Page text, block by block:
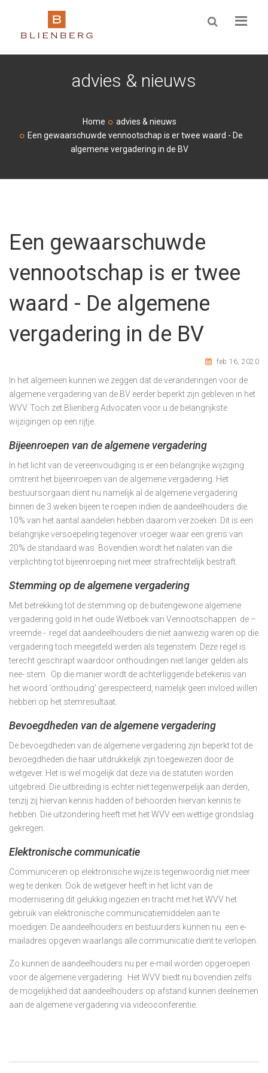
ZOEKEN
advies & nieuws
Home
advies & nieuws
Een gewaarschuwde vennootschap is er twee waard - De
algemene vergadering in de BV
Een gewaarschuwde
vennootschap is er twee
waard - De algemene
vergadering in de BV
feb 16, 2020
In het algemeen kunnen we zeggen dat de veranderingen voor de
algemene vergadering van de BV eerder beperkt zijn gebleven in het
WVV. Toch zet Blienberg Advocaten voor u de belangrijkste
wijzigingen op een rijtje.
Bijeenroepen van de algemene vergadering
In het licht van de vereenvoudiging is er een belangrijke wijziging
omtrent het bijeenroepen van de algemene vergadering. Het
bestuursorgaan dient nu namelijk al de algemene vergadering
binnen de 3 weken bijeen te roepen indien de aandeelhouders die
10% van het aantal aandelen hebben daarom verzoeken. Dit is een
belangrijke versoepeling tegenover vroeger waar een grens van
20% de standaard was. Bovendien wordt het nalaten van die
verplichting tot bijeenroeping niet meer strafrechtelijk bestraft.
Stemming op de algemene vergadering
Met betrekking tot de stemming op de buitengewone algemene
vergadering gold in het oude Wetboek van Vennootschappen de –
vreemde - regel dat aandeelhouders die niet aanwezig waren op die
vergadering toch meegeteld werden als tegenstem. Deze regel is
terecht geschrapt waardoor onthoudingen niet langer gelden als
nee- stem. Op die manier wordt de achterliggende betekenis van
het woord ‘onthouding’ gerespecteerd, namelijk geen invloed willen
hebben op het stemresultaat.
Bevoegdheden van de algemene vergadering
De bevoegdheden van de algemene vergadering zijn beperkt tot de
bevoegdheden die haar uitdrukkelijk zijn toegewezen door de
wetgever. Het is wel mogelijk dat deze via de statuten worden
uitgebreid. Die uitbreiding is echter niet tegenwerpelijk aan derden,
tenzij zij hiervan kennis hadden of behoorden hiervan kennis te
hebben. Die uitzondering heeft met het WVV een wettige grondslag
gekregen.
Elektronische communicatie
Communiceren op elektronische wijze is tegenwoordig niet meer
weg te denken. Ook de wetgever heeft in het licht van de
modernisering dit gelukkig ingezien en tracht met het WVV het
gebruik van elektronische communicatiemiddelen aan te
moedigen. De aandeelhouders en bestuurders kunnen nu een e-
mailadres opgeven waarlangs alle communicatie dient te verlopen.
Zo kunnen de aandeelhouders nu per e-mail worden opgeroepen
voor de algemene vergadering. Het WVV biedt nu bovendien zelfs
de mogelijkheid dat aandeelhouders op afstand kunnen deelnemen
aan de algemene vergadering via videoconferentie.